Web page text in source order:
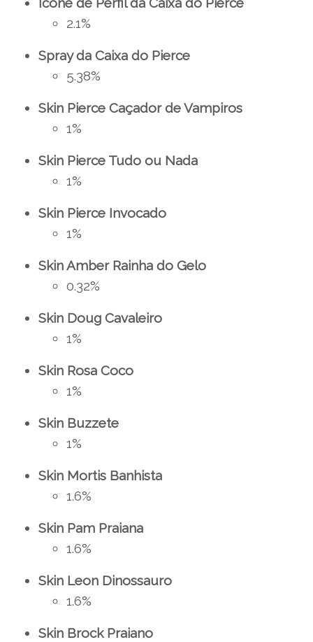
2.1%
Spray da Caixa do Pierce
5.38%
Skin Pierce Caçador de Vampiros
1%
Skin Pierce Tudo ou Nada
1%
Skin Pierce Invocado
1%
Skin Amber Rainha do Gelo
0.32%
Skin Doug Cavaleiro
1%
Skin Rosa Coco
1%
Skin Buzzete
1%
Skin Mortis Banhista
1.6%
Skin Pam Praiana
1.6%
Skin Leon Dinossauro
1.6%
Skin Brock Praiano